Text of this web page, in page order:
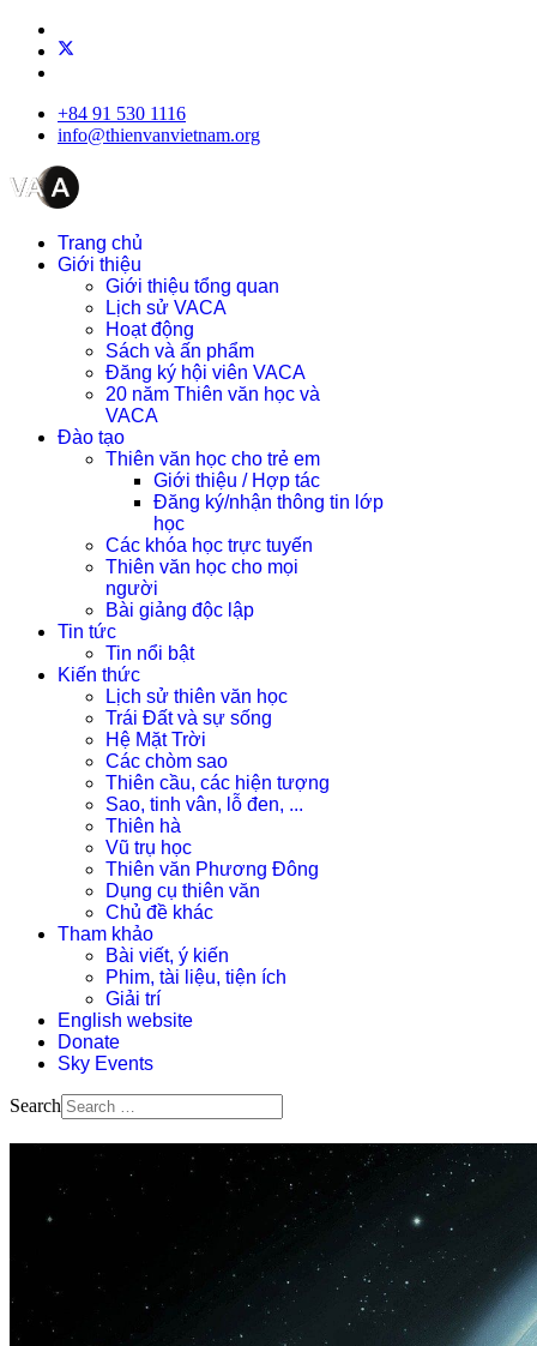
+84 91 530 1116
info@thienvanvietnam.org
Trang chủ
Giới thiệu
Giới thiệu tổng quan
Lịch sử VACA
Hoạt động
Sách và ấn phẩm
Đăng ký hội viên VACA
20 năm Thiên văn học và
VACA
Đào tạo
Thiên văn học cho trẻ em
Giới thiệu / Hợp tác
Đăng ký/nhận thông tin lớp
học
Các khóa học trực tuyến
Thiên văn học cho mọi
người
Bài giảng độc lập
Tin tức
Tin nổi bật
Kiến thức
Lịch sử thiên văn học
Trái Đất và sự sống
Hệ Mặt Trời
Các chòm sao
Thiên cầu, các hiện tượng
Sao, tinh vân, lỗ đen, ...
Thiên hà
Vũ trụ học
Thiên văn Phương Đông
Dụng cụ thiên văn
Chủ đề khác
Tham khảo
Bài viết, ý kiến
Phim, tài liệu, tiện ích
Giải trí
English website
Donate
Sky Events
Search